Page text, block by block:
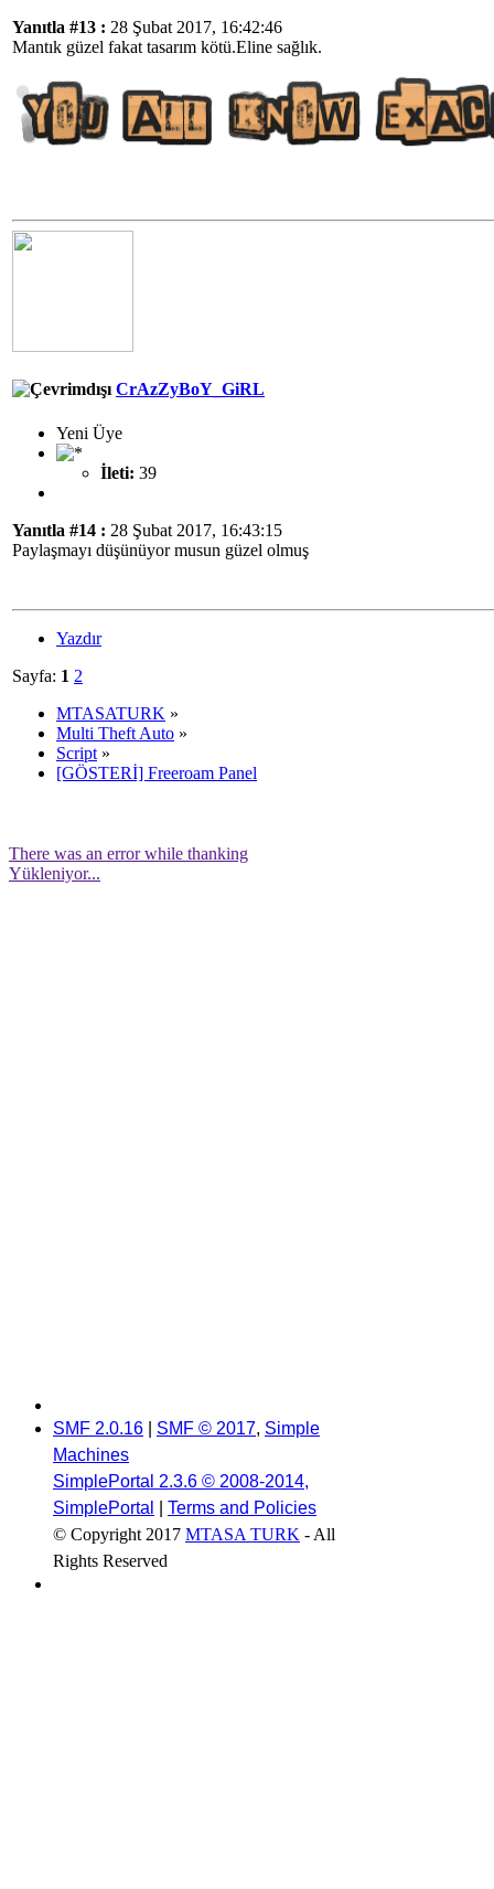
Yanıtla #13 : 28 Şubat 2017, 16:42:46
Mantık güzel fakat tasarım kötü.Eline sağlık.
CrAzZyBoY_GiRL
Yeni Üye
İleti: 39
Yanıtla #14 : 28 Şubat 2017, 16:43:15
Paylaşmayı düşünüyor musun güzel olmuş
Yazdır
Sayfa: 1 2
MTASATURK »
Multi Theft Auto »
Script »
[GÖSTERİ] Freeroam Panel
There was an error while thanking
Yükleniyor...
SMF 2.0.16 SMF © 2017, Simple
Machines
SimplePortal 2.3.6 © 2008-2014,
SimplePortal
Terms and Policies
© Copyright 2017 MTASA TURK - All
Rights Reserved